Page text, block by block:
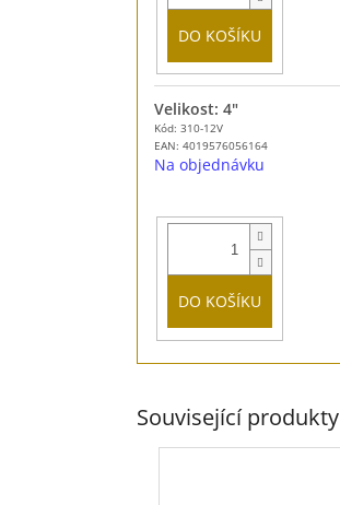
DO KOŠÍKU
Kód: 310-12V
EAN: 4019576056164
Velikost: 4"
Na objednávku
DO KOŠÍKU
Související produkty